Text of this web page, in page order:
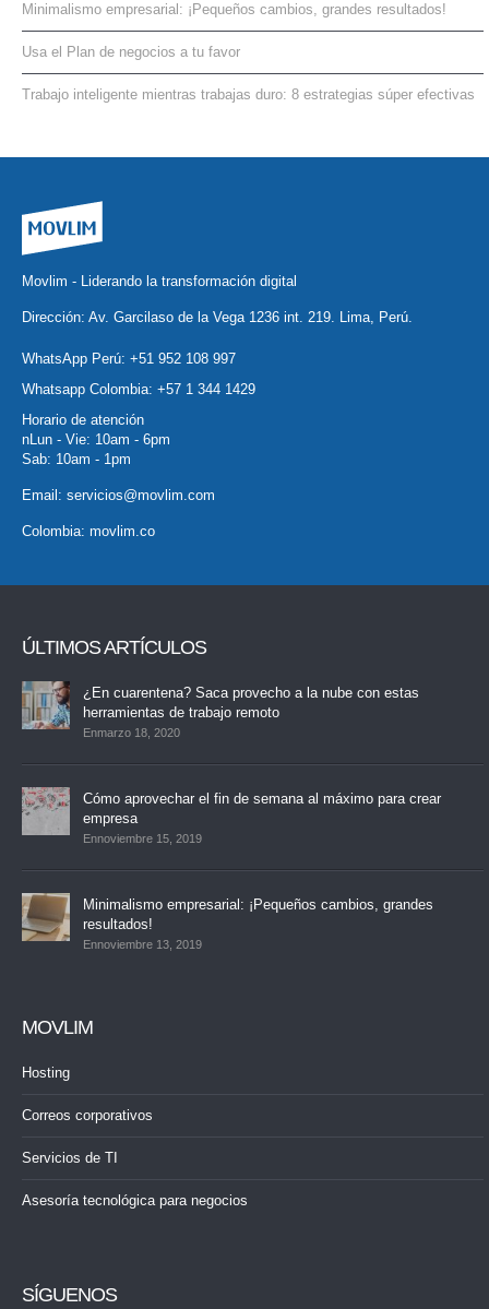
Minimalismo empresarial: ¡Pequeños cambios, grandes resultados!
Usa el Plan de negocios a tu favor
Trabajo inteligente mientras trabajas duro: 8 estrategias súper efectivas
Movlim - Liderando la transformación digital
Dirección: Av. Garcilaso de la Vega 1236 int. 219. Lima, Perú.
WhatsApp Perú: +51 952 108 997
Whatsapp Colombia: +57 1 344 1429
Horario de atención
nLun - Vie: 10am - 6pm
Sab: 10am - 1pm
Email: servicios@movlim.com
Colombia: movlim.co
ÚLTIMOS ARTÍCULOS
¿En cuarentena? Saca provecho a la nube con estas
herramientas de trabajo remoto
Enmarzo 18, 2020
Cómo aprovechar el fin de semana al máximo para crear
empresa
Ennoviembre 15, 2019
Minimalismo empresarial: ¡Pequeños cambios, grandes
resultados!
Ennoviembre 13, 2019
MOVLIM
Hosting
Correos corporativos
Servicios de TI
Asesoría tecnológica para negocios
SÍGUENOS